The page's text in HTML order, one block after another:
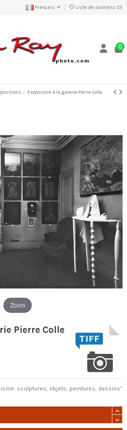
Français Liste de souhaits (0)
0
Exposition à la galerie Pierre Colle
Zoom
Pierre Colle
sculptures, objets, peintures, dessins”